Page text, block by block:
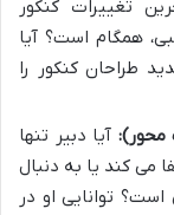
تغییرات کنکور
همگام است؟ آیا
طراحان کنکور را
آیا دبیر تنها
می کند یا به دنبال
توانایی او در